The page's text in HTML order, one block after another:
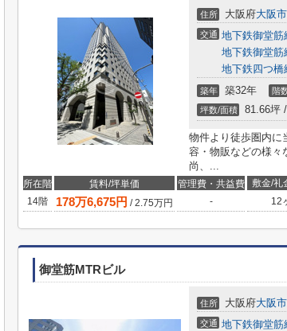
住所 大阪府大阪
交通 地下鉄御堂筋
地下鉄御堂筋
地下鉄四つ橋
築年 築32年 階
坪数/面積 81.66坪
物件より徒歩圏内に
容・物販などの様々
尚、...
所在階 賃料/坪単価 管理費・共益費 敷金/礼
14階
178万6,675円 /2.75万円 - 12
御堂筋MTRビル
住所 大阪府大阪
交通 地下鉄御堂筋